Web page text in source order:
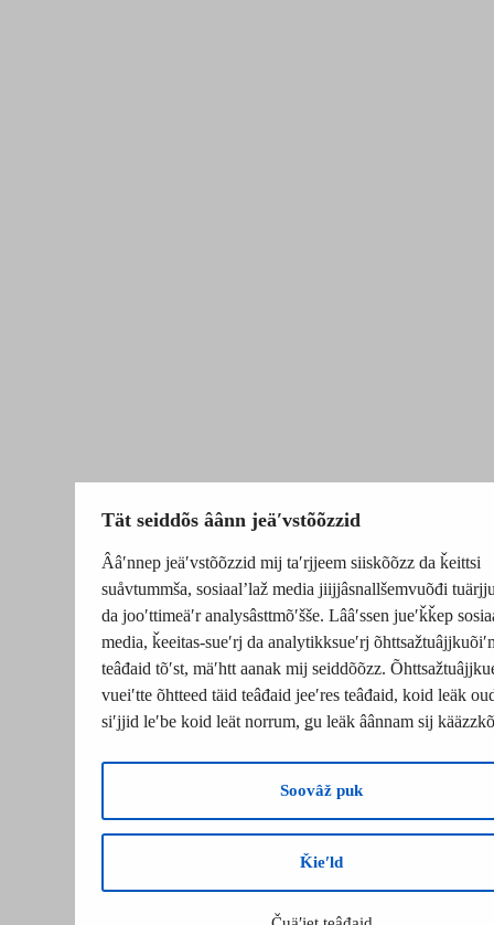
Tät seiddõs âânn jeäʹvstõõzzid
Ââʹnnep jeäʹvstõõzzid mij taʹrjjeem siiskõõzz da ǩeittsi
suåvtummša, sosiaalʼlaž media jiijjâsnallšemvuõđi
da jooʹttimeäʹr analysâsttmõʹšše. Lââʹssen jueʹǩǩep
media, ǩeeitas-sueʹrj da analytikksueʹrj
teâđaid tõʹst, mäʹhtt aanak mij seiddõõzz.
vueiʹtte õhtteed täid teâđaid jeeʹres teâđaid, koid leäk
siʹjjid leʹbe koid leät norrum, ǥu leäk âânnam sij
Soovâž puk
Ǩieʹld